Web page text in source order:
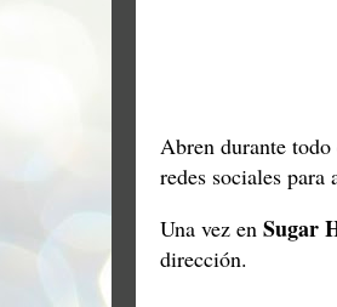
Abren durante
redes sociales para
Una vez en Sugar
dirección.